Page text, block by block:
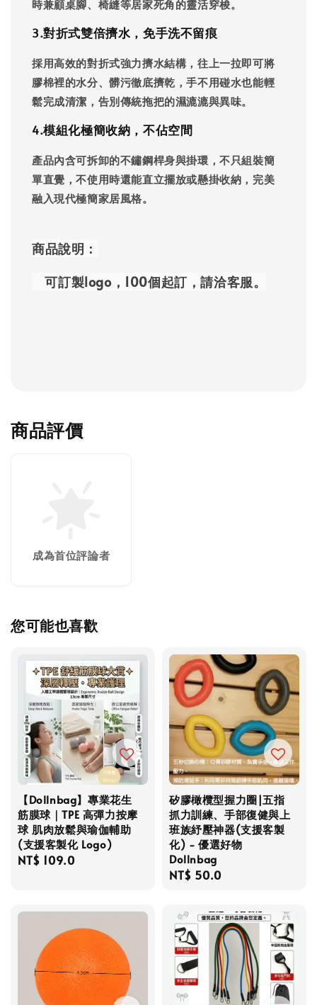
時兼顧桌腳、椅縫等居家死角的靈活穿梭。
3️.對折式雙倍擠水，免手洗不留痕
採用高效的對折式強力擠水結構，往上一拉即可將
膠棉裡的水分、髒污徹底擠乾，手不用碰水也能輕
鬆完成清潔，告別傳統拖把的濕漉漉與異味。
4️.模組化極簡收納，不佔空間
產品內含可拆卸的不鏽鋼桿身與掛環，不只組裝簡
單直覺，不使用時還能直立擺放或懸掛收納，完美
融入現代極簡家居風格。
商品說明：
可訂製logo，100個起訂，請洽客服。
商品評價
成為首位評論者
您可能也喜歡
【Dollnbag】專業花生
筋膜球｜TPE 高彈力按摩
球 肌肉放鬆與瑜伽輔助
(支援客製化 Logo)
Regular
NT$ 109.0
矽膠橄欖型握力圈|五指
抓力訓練、手部復健與上
班族紓壓神器(支援客製
化) - 優選好物
Dollnbag
Regular
NT$ 50.0